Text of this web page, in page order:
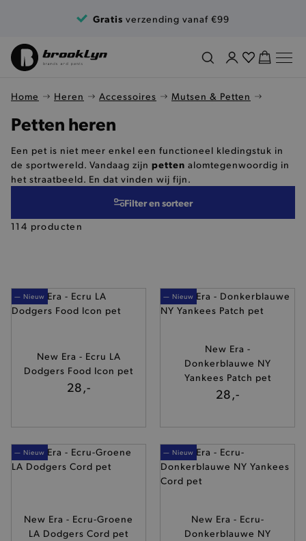
Gratis verzending vanaf €99
Home Heren Accessoires Mutsen & Petten
Een pet is niet meer enkel een functioneel kledingstuk in
de sportwereld. Vandaag zijn petten alomtegenwoordig in
het straatbeeld. En dat vinden wij fijn.
114 producten
Filter en sorteer
— Nieuw
New Era - Ecru LA
Dodgers Food Icon pet
28,-
— Nieuw
New Era -
Donkerblauwe NY
Yankees Patch pet
28,-
— Nieuw
New Era - Ecru-Groene
LA Dodgers Cord pet
— Nieuw
New Era - Ecru-
Donkerblauwe NY
Petten heren